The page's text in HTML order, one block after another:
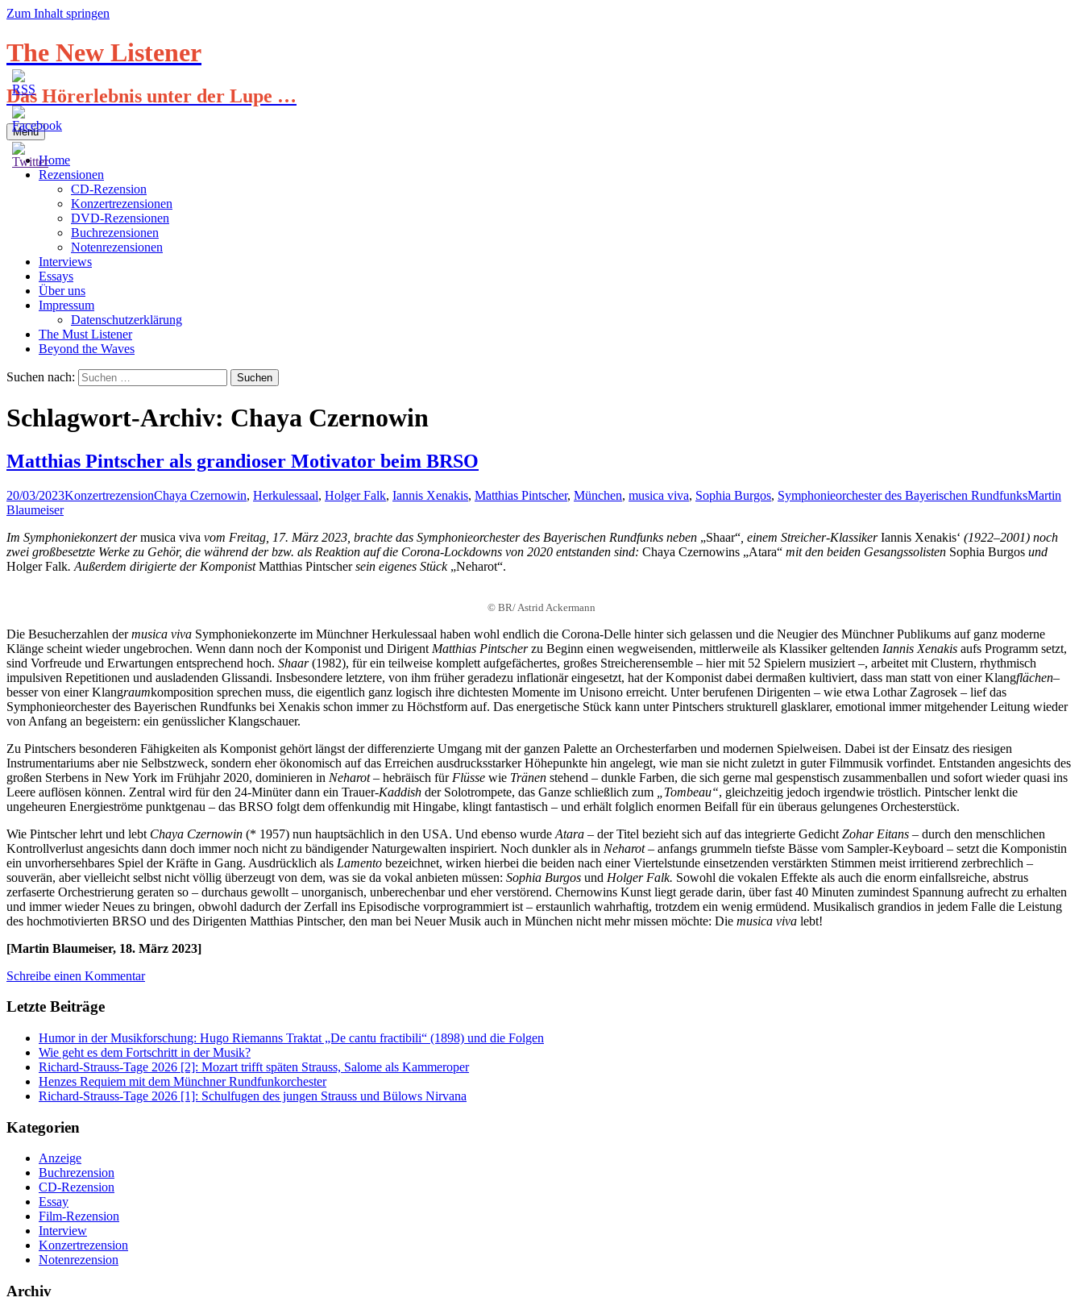
Zum Inhalt springen
The New Listener
Das Hörerlebnis unter der Lupe …
Menü
Home
Rezensionen
CD-Rezension
Konzertrezensionen
DVD-Rezensionen
Buchrezensionen
Notenrezensionen
Interviews
Essays
Über uns
Impressum
Datenschutzerklärung
The Must Listener
Beyond the Waves
Suchen nach:
Schlagwort-Archiv: Chaya Czernowin
Matthias Pintscher als grandioser Motivator beim BRSO
20/03/2023KonzertrezensionChaya Czernowin, Herkulessaal, Holger Falk, Iannis Xenakis, Matthias Pintscher, München, musica viva, Sophia Burgos, Symphonieorchester des Bayerischen RundfunksMartin
Blaumeiser
Im Symphoniekonzert dermusica viva vom Freitag, 17. März 2023, brachte das Symphonieorchester des Bayerischen Rundfunks neben „Shaar“ , einem Streicher-KlassikerIannis Xenakis‘ (1922–2001) noch
zwei großbesetzte Werke zu Gehör, die während der bzw. als Reaktion auf die Corona-Lockdowns von 2020 entstanden sind: Chaya Czernowins „Atara“ mit den beiden Gesangssolisten Sophia Burgos und
Holger Falk. Außerdem dirigierte der KomponistMatthias Pintschersein eigenes Stück „Neharot“.
© BR/ Astrid Ackermann
Die Besucherzahlen dermusica viva Symphoniekonzerte im Münchner Herkulessaal haben wohl endlich die Corona-Delle hinter sich gelassen und die Neugier des Münchner Publikums auf ganz moderne
Klänge scheint wieder ungebrochen. Wenn dann noch der Komponist und Dirigent Matthias Pintscherzu Beginn einen wegweisenden, mittlerweile als Klassiker geltenden Iannis Xenakis aufs Programm setzt,
sind Vorfreude und Erwartungen entsprechend hoch. Shaar(1982), für ein teilweise komplett aufgefächertes, großes Streicherensemble – hier mit 52 Spielern musiziert –, arbeitet mit Clustern, rhythmisch
impulsiven Repetitionen und ausladenden Glissandi. Insbesondere letztere, von ihm früher geradezu inflationär eingesetzt, hat der Komponist dabei dermaßen kultiviert, dass man statt von einer Klangflächen–
besser von einer Klangraumkomposition sprechen muss, die eigentlich ganz logisch ihre dichtesten Momente im Unisono erreicht. Unter berufenen Dirigenten – wie etwa Lothar Zagrosek – lief das
Symphonieorchester des Bayerischen Rundfunks bei Xenakis schon immer zu Höchstform auf. Das energetische Stück kann unter Pintschers strukturell glasklarer, emotional immer mitgehender Leitung wieder
von Anfang an begeistern: ein genüsslicher Klangschauer.
Zu Pintschers besonderen Fähigkeiten als Komponist gehört längst der differenzierte Umgang mit der ganzen Palette an Orchesterfarben und modernen Spielweisen. Dabei ist der Einsatz des riesigen
Instrumentariums aber nie Selbstzweck, sondern eher ökonomisch auf das Erreichen ausdrucksstarker Höhepunkte hin angelegt, wie man sie nicht zuletzt in guter Filmmusik vorfindet. Entstanden angesichts des
großen Sterbens in New York im Frühjahr 2020, dominieren in Neharot– hebräisch für Flüsse wie Tränen stehend – dunkle Farben, die sich gerne mal gespenstisch zusammenballen und sofort wieder quasi ins
Leere auflösen können. Zentral wird für den 24-Minüter dann ein Trauer-Kaddish der Solotrompete, das Ganze schließlich zum „Tombeau“, gleichzeitig jedoch irgendwie tröstlich. Pintscher lenkt die
ungeheuren Energieströme punktgenau – das BRSO folgt dem offenkundig mit Hingabe, klingt fantastisch – und erhält folglich enormen Beifall für ein überaus gelungenes Orchesterstück.
Wie Pintscher lehrt und lebt Chaya Czernowin (* 1957) nun hauptsächlich in den USA. Und ebenso wurde Atara – der Titel bezieht sich auf das integrierte Gedicht Zohar Eitans – durch den menschlichen
Kontrollverlust angesichts dann doch immer noch nicht zu bändigender Naturgewalten inspiriert. Noch dunkler als in Neharot– anfangs grummeln tiefste Bässe vom Sampler-Keyboard – setzt die Komponistin
ein unvorhersehbares Spiel der Kräfte in Gang. Ausdrücklich als Lamento bezeichnet, wirken hierbei die beiden nach einer Viertelstunde einsetzenden verstärkten Stimmen meist irritierend zerbrechlich –
souverän, aber vielleicht selbst nicht völlig überzeugt von dem, was sie da vokal anbieten müssen: Sophia Burgos und Holger Falk. Sowohl die vokalen Effekte als auch die enorm einfallsreiche, abstrus
zerfaserte Orchestrierung geraten so – durchaus gewollt – unorganisch, unberechenbar und eher verstörend. Chernowins Kunst liegt gerade darin, über fast 40 Minuten zumindest Spannung aufrecht zu erhalten
und immer wieder Neues zu bringen, obwohl dadurch der Zerfall ins Episodische vorprogrammiert ist – erstaunlich wahrhaftig, trotzdem ein wenig ermüdend. Musikalisch grandios in jedem Falle die Leistung
des hochmotivierten BRSO und des Dirigenten Matthias Pintscher, den man bei Neuer Musik auch in München nicht mehr missen möchte: Die musica viva lebt!
[Martin Blaumeiser, 18. März 2023]
Schreibe einen Kommentar
Letzte Beiträge
Humor in der Musikforschung: Hugo Riemanns Traktat „De cantu fractibili“ (1898) und die Folgen
Wie geht es dem Fortschritt in der Musik?
Richard-Strauss-Tage 2026 [2]: Mozart trifft späten Strauss, Salome als Kammeroper
Henzes Requiem mit dem Münchner Rundfunkorchester
Richard-Strauss-Tage 2026 [1]: Schulfugen des jungen Strauss und Bülows Nirvana
Kategorien
Anzeige
Buchrezension
CD-Rezension
Essay
Film-Rezension
Interview
Konzertrezension
Notenrezension
Archiv